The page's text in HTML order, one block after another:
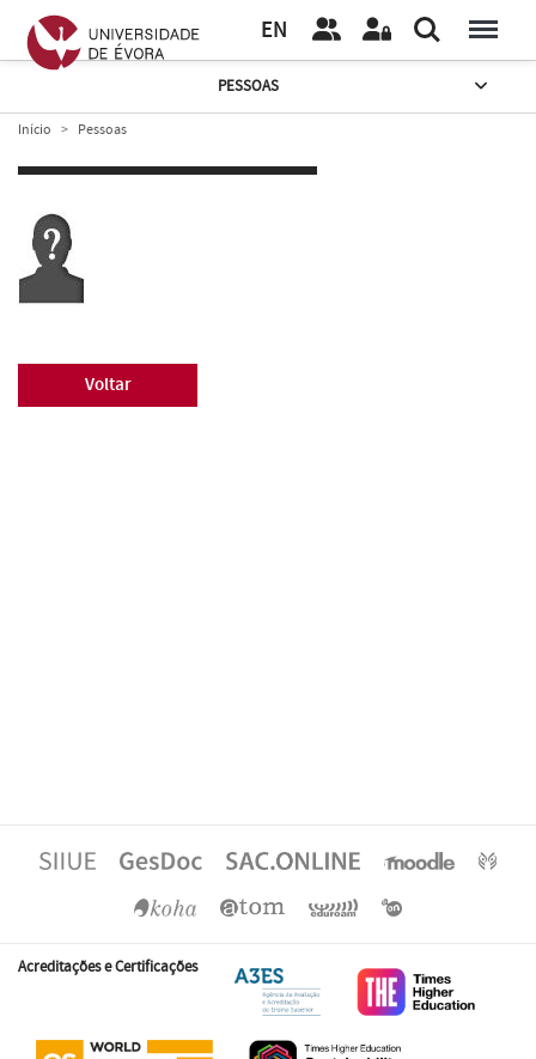
EN
PESSOAS
Início Pessoas
Voltar
Acreditações e Certificações